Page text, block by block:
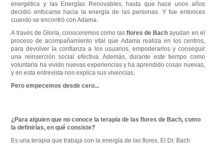
energética y las Energías Renovables, hasta que hace unos años
decidió enfocarse hacia la energía de las personas. Y fue entonces
cuando se encontró con Adama.
A través de Gloria, conoceremos como lasflores de Bach ayudan en el
proceso de acompañamiento vital que Adama realiza en los centros,
para devolver la confianza a los usuarios, empoderarlos y conseguir
una reinserción social efectiva. Además, durante este tiempo como
voluntaria ha vivido nuevas experiencias y ha aprendido cosas nuevas,
y en esta entrevista nos explica sus vivencias.
Pero empecemos desde cero...
¿Para alguien que no conoce la terapia de las flores de Bach, como
la definirías, en qué consiste?
Es una terapia que trabaja con la energía de las flores. El Dr. Bach